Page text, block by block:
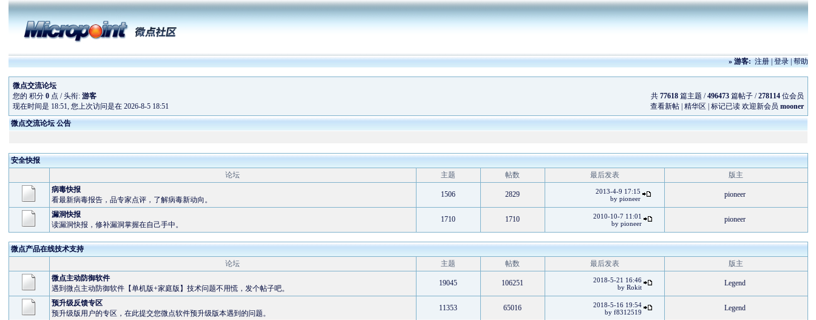
» 游客:注册|登录|帮助
微点交流论坛
您的 积分 0点 / 头衔: 游客
现在时间是 18:51, 您上次访问是在 2026-8-5 18:51
共 77618篇主题 /496473篇帖子 /278114位会员
查看新帖| 精华区 标记已读欢迎新会员 mooner
微点交流论坛 公告
(2009-8-5)
微点软件为奥运会、残奥会开闭幕式作出突出贡献(2008-
微点正式版在线续费已经开通，欢迎正式版用户进行续费
(2011-8-31)
安全快报
论坛
主题 帖数 最后发表
版主
病毒快报
看最新病毒报告，品专家点评，了解病毒新动向。
1506 2829
2013-4-9 17:15
by pioneer pioneer
漏洞快报
读漏洞快报，修补漏洞掌握在自己手中。
1710 1710
2010-10-7 11:01
by pioneer pioneer
微点产品在线技术支持
论坛
主题 帖数 最后发表
版主
微点主动防御软件
遇到微点主动防御软件【单机版+家庭版】技术问题不用慌，发个帖子吧。
19045 106251
2018-5-21 16:46
by Rokit Legend
预升级反馈专区
预升级版用户的专区，在此提交您微点软件预升级版本遇到的问题。
11353 65016
2018-5-16 19:54
by f8312519 Legend